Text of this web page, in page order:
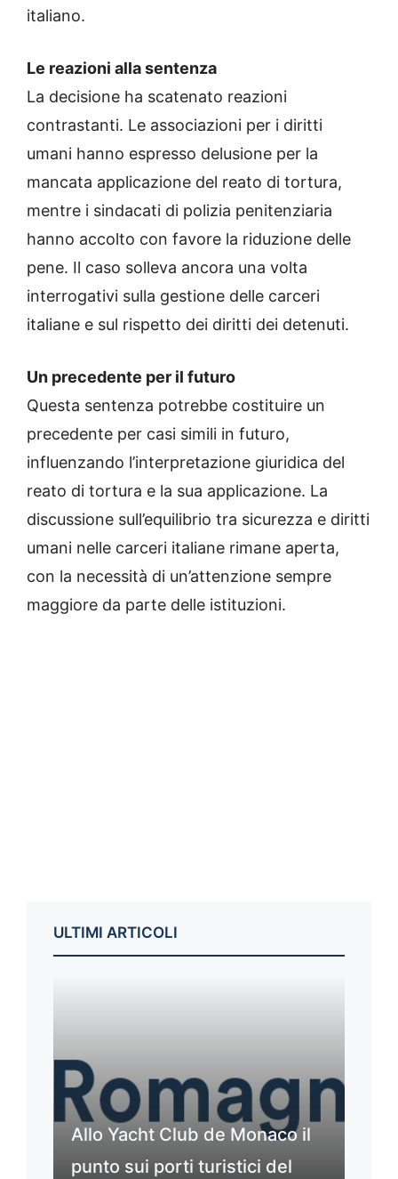
italiano.
Le reazioni alla sentenza
La decisione ha scatenato reazioni
contrastanti. Le associazioni per i diritti
umani hanno espresso delusione per la
mancata applicazione del reato di tortura,
mentre i sindacati di polizia penitenziaria
hanno accolto con favore la riduzione delle
pene. Il caso solleva ancora una volta
interrogativi sulla gestione delle carceri
italiane e sul rispetto dei diritti dei detenuti.
Un precedente per il futuro
Questa sentenza potrebbe costituire un
precedente per casi simili in futuro,
influenzando l’interpretazione giuridica del
reato di tortura e la sua applicazione. La
discussione sull’equilibrio tra sicurezza e diritti
umani nelle carceri italiane rimane aperta,
con la necessità di un’attenzione sempre
maggiore da parte delle istituzioni.
ULTIMI ARTICOLI
Allo Yacht Club de Monaco il
punto sui porti turistici del